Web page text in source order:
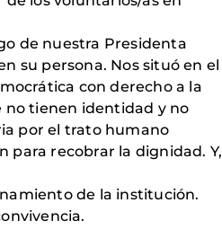
de nuestra Presidenta
su persona. Nos situó en el
con derecho a la
no tienen identidad y no
por el trato humano
para recobrar la dignidad. Y,
de la institución.